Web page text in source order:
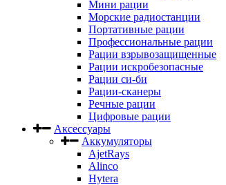
Мини рации
Морские радиостанции
Портативные рации
Профессиональные рации
Рации взрывозащищенные
Рации искробезопасные
Рации си-би
Рации-сканеры
Речные рации
Цифровые рации
Аксессуары
Аккумуляторы
AjetRays
Alinco
Hytera